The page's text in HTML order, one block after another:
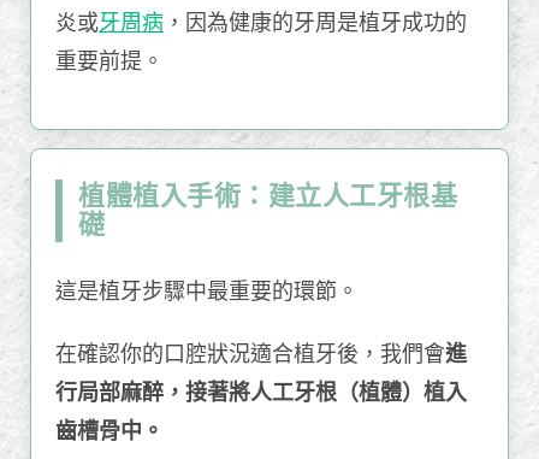
炎或牙周病 ，因為健康的牙周是植牙成功的
重要前提。
植體植入手術：建立人工牙根基
礎
這是植牙步驟中最重要的環節。
在確認你的口腔狀況適合植牙後，我們會進
行局部麻醉，接著將人工牙根（植體）植入
齒槽骨中。